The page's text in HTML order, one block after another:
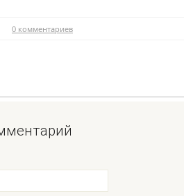
0 комментариев